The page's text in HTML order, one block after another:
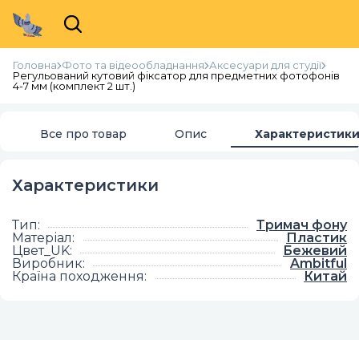
Головна Фото та відеообладнання Аксесуари для студії
Регульований кутовий фіксатор для предметних фотофонів
4-7 мм (комплект 2 шт.)
Все про товар Опис Характеристики
Характеристики
Тип:
Тримач фону
Матеріал:
Пластик
Цвет_UK:
Бежевий
Виробник:
Ambitful
Країна походження: Китай